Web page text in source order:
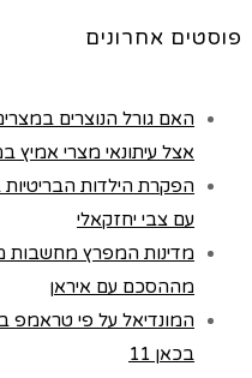
פוסטים אחרונים
האם גורל הנוצרים במצרים
אצל עיתונאי מצרי אמיץ
הפקרת הילדות
עם צבי יחזקאלי
מדינות המפרץ מחשבות
מההסכם עם איראן
המונדיאל על פי טראמפ
בכאן 11